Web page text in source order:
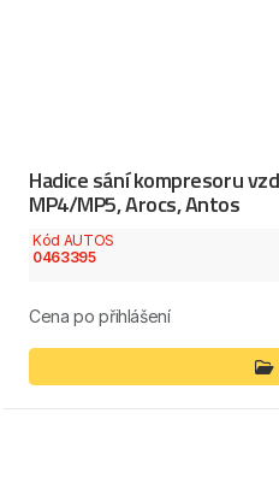
Hadice sání kompresoru
MP4/MP5, Arocs, Antos
Kód AUTOS
0463395
Cena po přihlášení